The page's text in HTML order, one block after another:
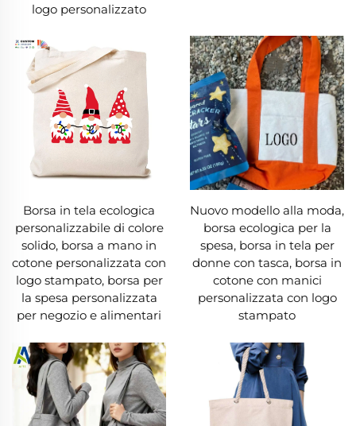
apprezzano molto le borse in tela come
strumenti promozionali, trasformandole in
pubblicità ambulanti con stampe
personalizzate. Disponibili come tote bag, zaini,
messenger o borse da viaggio, esiste una borsa
in tela per ogni esigenza.
4. Comfort e Facile Manutenzione
Una borsa in tela è comoda da portare, con
manici morbidi e larghi che distribuiscono
uniformemente il peso, eliminando lo sforzo
sulle spalle. Il tessuto traspirante impedisce
l'accumulo di umidità, ideale per costumi
una borsa in tela è semplice: la maggior parte
sono lavabili in lavatrice e un detersivo delicato
rimuove le macchie. A differenza della pelle, che
logo personalizzato
Borsa in tela ecologica
personalizzabile di colore
solido, borsa a mano in
cotone personalizzata con
logo stampato, borsa per
la spesa personalizzata
per negozio e alimentari
Nuovo modello alla moda,
borsa ecologica per la
spesa, borsa in tela per
donne con tasca, borsa in
cotone con manici
personalizzata con logo
stampato